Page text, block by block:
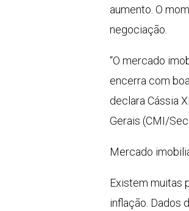
aumento. O
negociação.
“O mercado
encerra com
declara Cássia
Gerais (CMI/
Mercado
Existem muitas
inflação. Dados